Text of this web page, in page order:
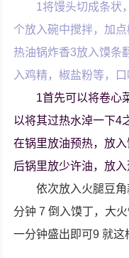
1将馒头切成条状
个放入碗中搅拌，加
热油锅炸香3放入馍条
入鸡精，椒盐粉等，
1首先可以将卷心
以将其过热水淖一下4
在锅里放油预热，放
后锅里放少许油，放入
依次放入火腿豆
分钟 7 倒入馍丁，大
一分钟盛出即可9 就这